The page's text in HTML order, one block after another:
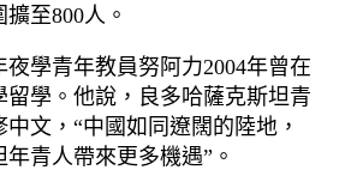
至800人。
夜學青年教員努阿力2004年曾在
留學。他說，良多哈薩克斯坦青
文，“中國如同遼闊的陸地，
青人帶來更多機遇”。